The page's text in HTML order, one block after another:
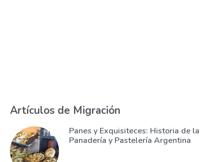
Artículos de Migración
Panes y Exquisiteces: Historia de la
Panadería y Pastelería Argentina